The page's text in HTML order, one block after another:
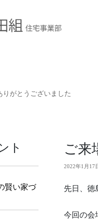
りがとうございました
ト
賢い家づ
ご来
2022年1月17
先日、徳
今回の会